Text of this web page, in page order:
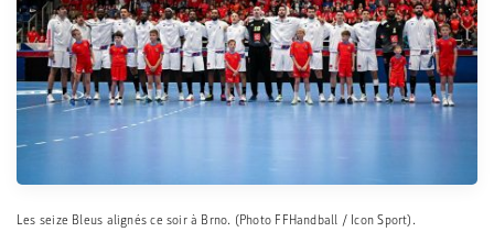
Les seize Bleus alignés ce soir à Brno. (Photo FFHandball / Icon Sport).